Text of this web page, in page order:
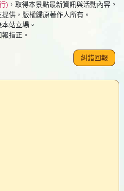
) ，取得本景點最新資訊與活動內容。
供，版權歸原著作人所有。
站立場。
指正。
糾錯回報